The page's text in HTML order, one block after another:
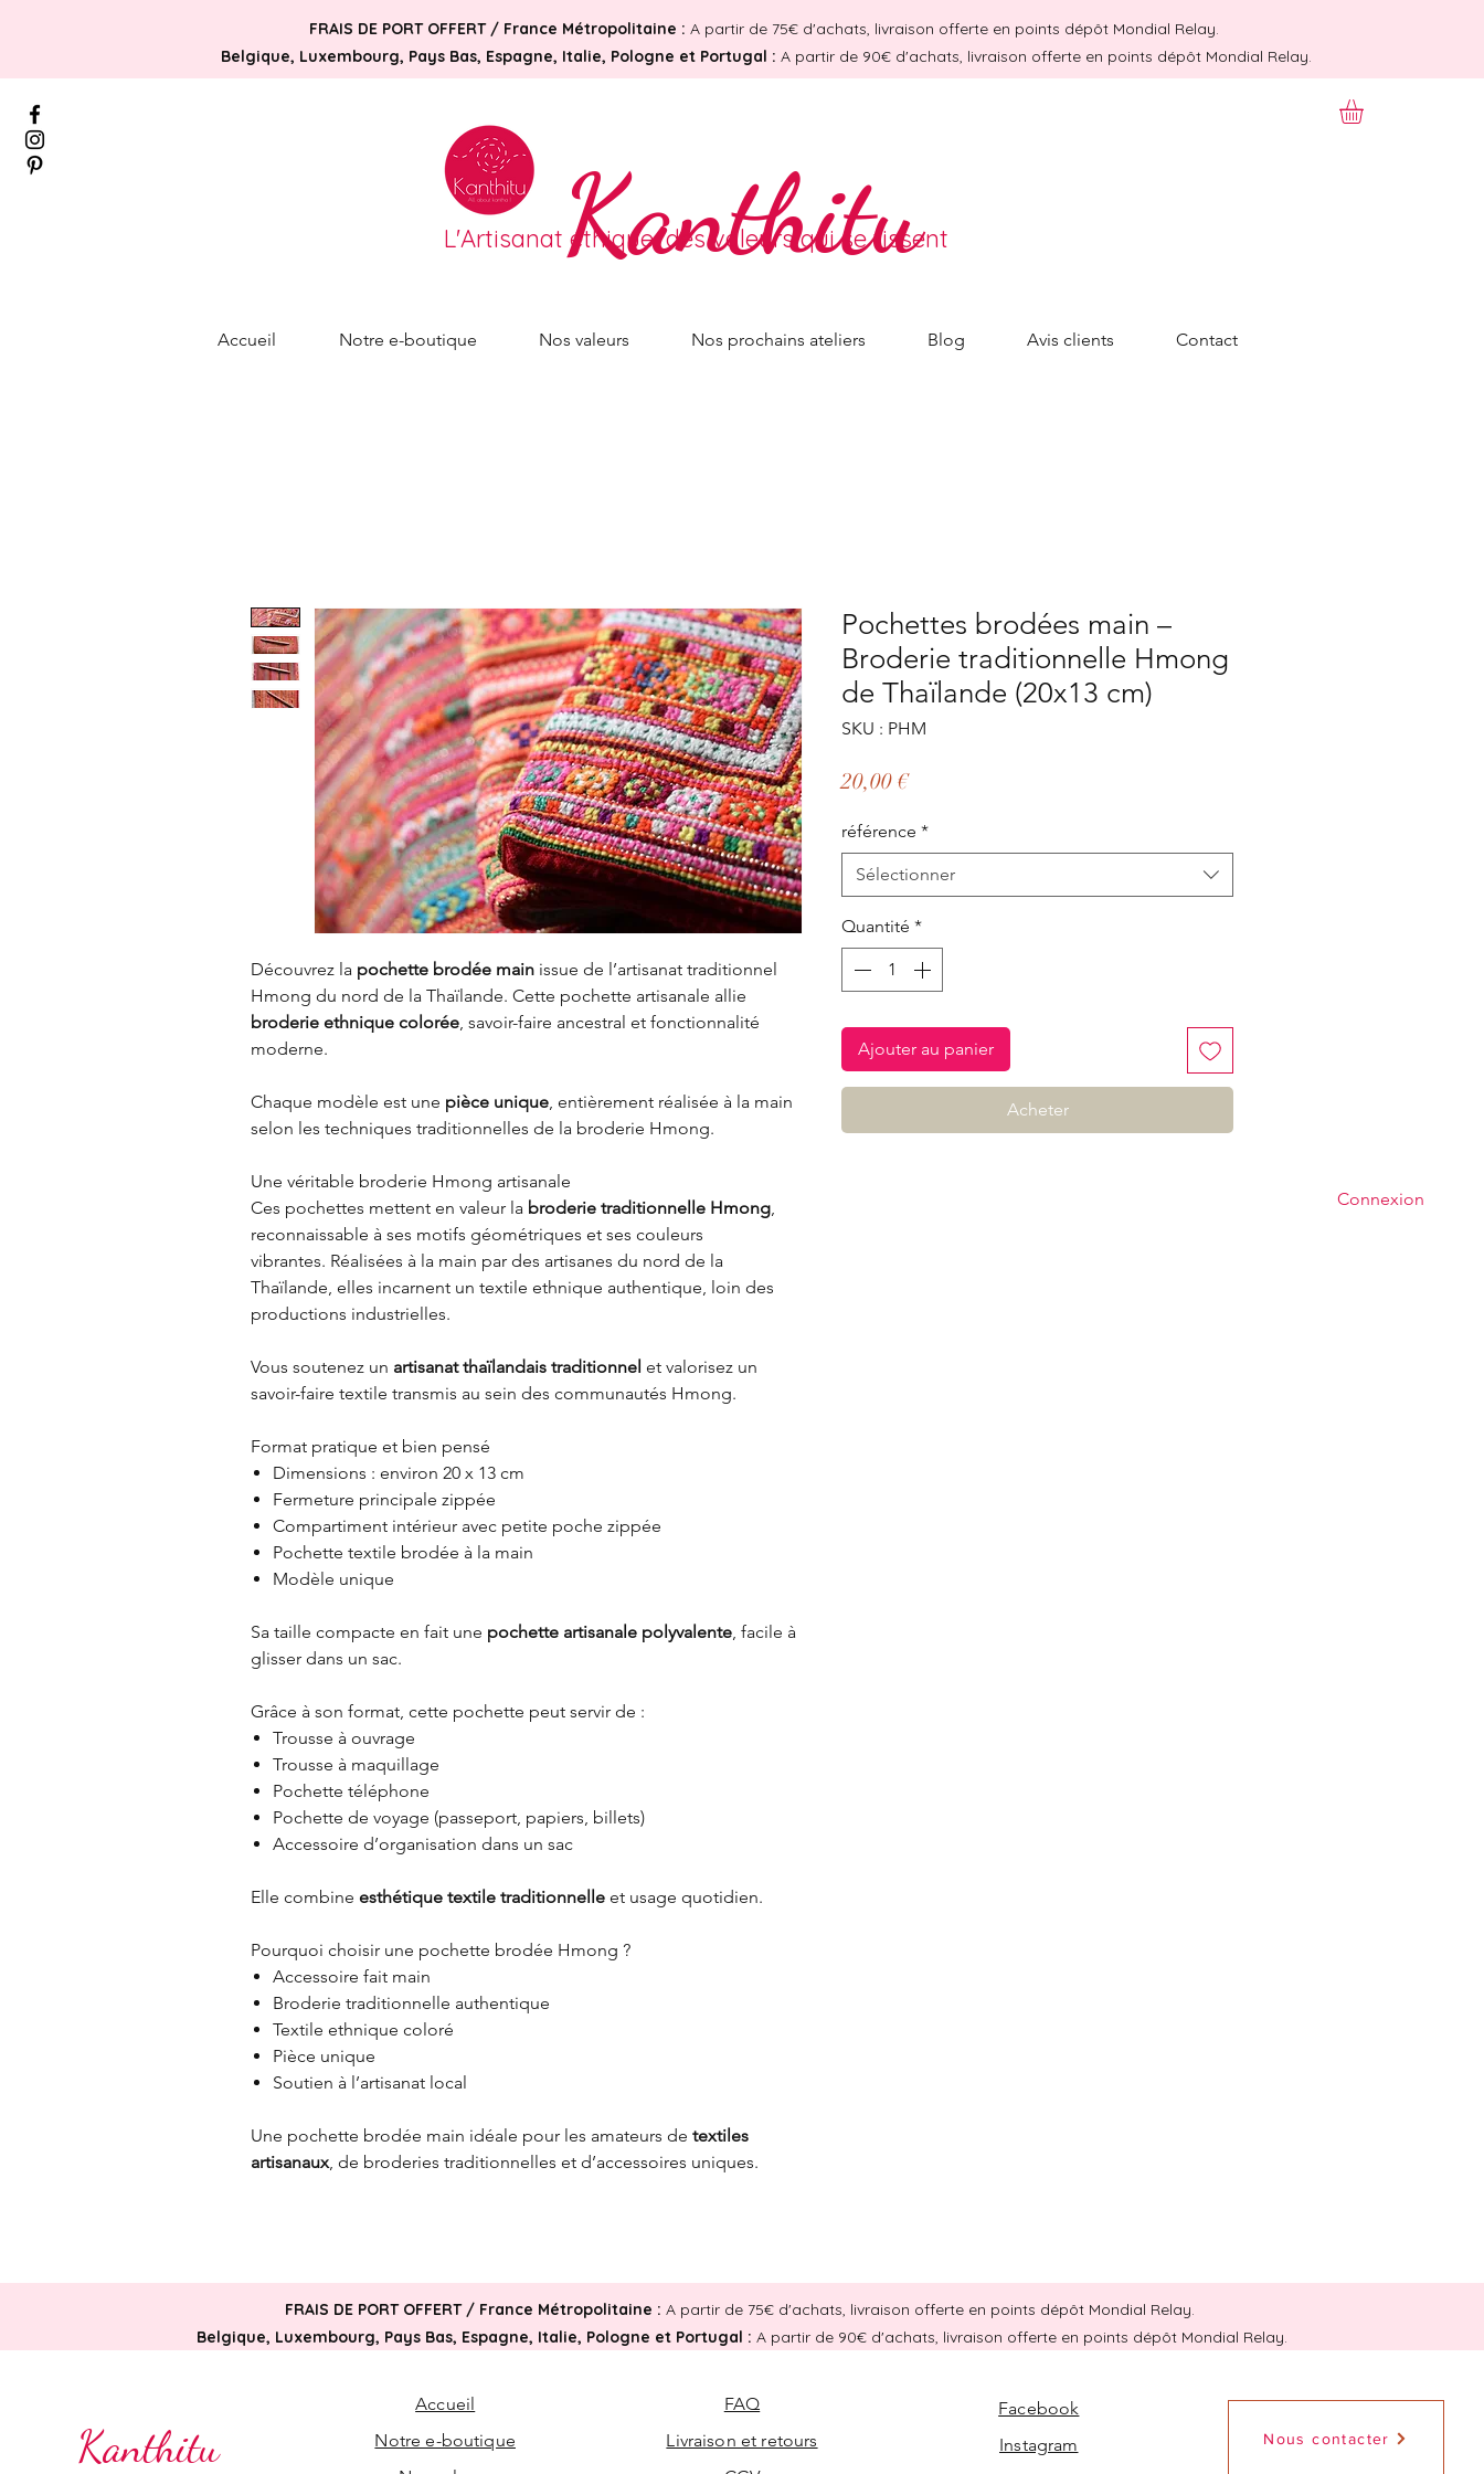
FRAIS DE PORT OFFERT / France Métropolitaine : A partir de 75€ d'achats, livraison offerte en points dépôt Mondial Relay.
Belgique, Luxembourg, Pays Bas, Espagne, Italie, Pologne et Portugal : A partir de 90€ d'achats, livraison offerte en points dépôt Mondial Relay.
Kanthitu
L'Artisanat éthique, des valeurs qui se tissent
Accueil Notre e-boutique Nos valeurs Nos prochains ateliers Blog Avis clients Contact
Connexion
Découvrez la pochette brodée main issue de l’artisanat traditionnel
Hmong du nord de la Thaïlande. Cette pochette artisanale allie
broderie ethnique colorée, savoir-faire ancestral et fonctionnalité
moderne.
Chaque modèle est une pièce unique, entièrement réalisée à la main
selon les techniques traditionnelles de la broderie Hmong.
Une véritable broderie Hmong artisanale
Ces pochettes mettent en valeur la broderie traditionnelle Hmong,
reconnaissable à ses motifs géométriques et ses couleurs
vibrantes. Réalisées à la main par des artisanes du nord de la
Thaïlande, elles incarnent un textile ethnique authentique, loin des
productions industrielles.
Vous soutenez un artisanat thaïlandais traditionnel et valorisez un
savoir-faire textile transmis au sein des communautés Hmong.
Format pratique et bien pensé
Dimensions : environ 20 x 13 cm
Fermeture principale zippée
Compartiment intérieur avec petite poche zippée
Pochette textile brodée à la main
Modèle unique
Sa taille compacte en fait une pochette artisanale polyvalente, facile à
glisser dans un sac.
Grâce à son format, cette pochette peut servir de :
Trousse à ouvrage
Trousse à maquillage
Pochette téléphone
Pochette de voyage (passeport, papiers, billets)
Accessoire d’organisation dans un sac
Elle combine esthétique textile traditionnelle et usage quotidien.
Pourquoi choisir une pochette brodée Hmong ?
Accessoire fait main
Broderie traditionnelle authentique
Textile ethnique coloré
Pièce unique
Soutien à l’artisanat local
Une pochette brodée main idéale pour les amateurs de textiles
artisanaux, de broderies traditionnelles et d’accessoires uniques.
Pochettes brodées main –
Broderie traditionnelle Hmong
de Thaïlande (20x13 cm)
SKU : PHM
20,00 €Prix
référence *
Sélectionner
Quantité *
Ajouter au panier
Acheter
Kanthitu
Accueil
Notre e-boutique
FAQ
Livraison et retours
Facebook
Instagram
Nous contacter
FRAIS DE PORT OFFERT / France Métropolitaine : A partir de 75€ d'achats, livraison offerte en points dépôt Mondial Relay.
Belgique, Luxembourg, Pays Bas, Espagne, Italie, Pologne et Portugal : A partir de 90€ d'achats, livraison offerte en points dépôt Mondial Relay.